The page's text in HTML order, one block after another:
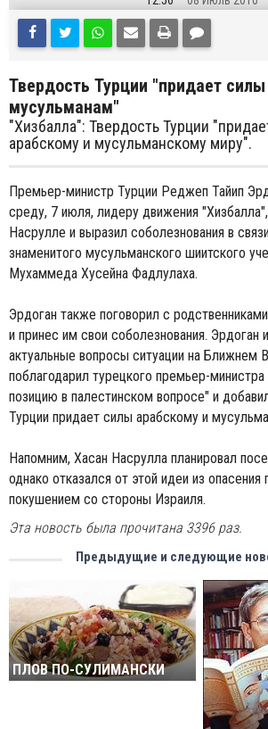
Твердость Турции "придает силы
мусульманам"
"Хизбалла": Твердость Турции
арабскому и мусульманскому миру".
Премьер-министр Турции Реджеп Тайип
среду, 7 июля, лидеру движения
Насрулле и выразил соболезнования в
знаменитого мусульманского шиитского
Мухаммеда Хусейна Фадлулаха.
Эрдоган также поговорил с
и принес им свои соболезнования. Эрдоган
актуальные вопросы ситуации на Ближнем
поблагодарил турецкого премьер-
позицию в палестинском вопросе" и
Турции придает силы арабскому и
Напомним, Хасан Насрулла планировал
однако отказался от этой идеи из
покушением со стороны Израиля.
Эта новость была прочитана 3396 раз.
Предыдущие и следующие
ПЛОВ ПО-СУЛИМАНСКИ